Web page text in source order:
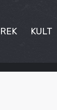
KULT